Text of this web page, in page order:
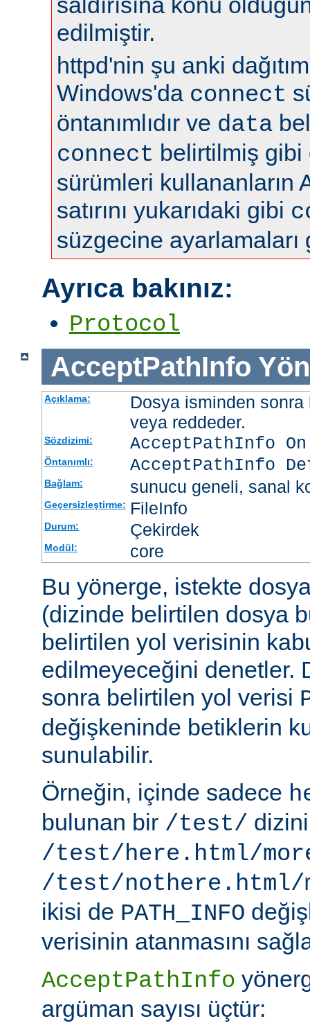
edilmiştir.
httpd'nin şu anki
Windows'da connect
öntanımlıdır ve data
connect belirtilmiş gibi
sürümleri kullananların
satırını yukarıdaki gibi
süzgecine ayarlamaları
Ayrıca bakınız:
Protocol
AcceptPathInfo
Açıklama:
Dosya isminden
veya reddeder.
Sözdizimi: AcceptPathInfo
Öntanımlı: AcceptPathInfo
Bağlam: sunucu geneli, sanal
Geçersizleştirme: FileInfo
Durum: Çekirdek
Modül: core
Bu yönerge, istekte
(dizinde belirtilen dosya
belirtilen yol verisinin
edilmeyeceğini denetler.
sonra belirtilen yol verisi
değişkeninde betiklerin
sunulabilir.
Örneğin, içinde sadece
bulunan bir /test/
/test/here.html/
/test/nothere.html/
ikisi de PATH_INFO
verisinin atanmasını
AcceptPathInfo
argüman sayısı üçtür: